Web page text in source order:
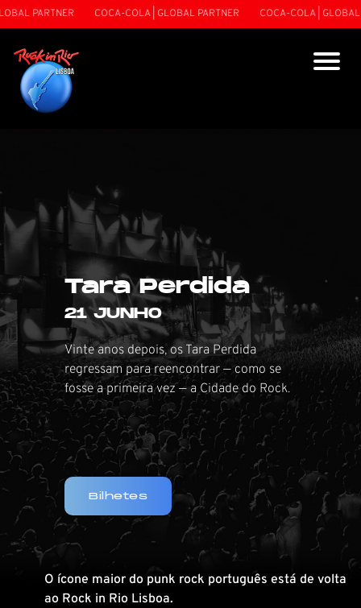
PARTNER COCA-COLA | GLOBAL PARTNER COCA-COLA | GLOBAL
Tara Perdida
21 JUNHO
Vinte anos depois, os Tara Perdida
regressam para reencontrar — como se
fosse a primeira vez — a Cidade do Rock.
Bilhetes
O ícone maior do punk rock português está de volta
ao Rock in Rio Lisboa.